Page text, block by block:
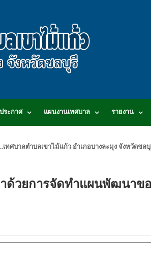
ประกาศ แผนงานเทศบาล รายงาน
เทศบาลตำบลเขาไม้แก้ว อำเภอบางละมุง จังหวัดช
ด้วยการจัดทำแผนพัฒนาข